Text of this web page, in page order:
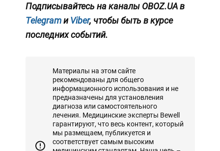
Подписывайтесь на каналы OBOZ.UA в
TelegramиViber, чтобы быть в курсе
последних событий.
Материалы на этом сайте
рекомендованы для общего
информационного использования и не
предназначены для установления
диагноза или самостоятельного
лечения. Медицинские эксперты Bewell
гарантируют, что весь контент, который
мы размещаем, публикуется и
соответствует самым высоким